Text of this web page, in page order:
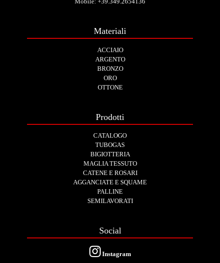
Materiali
ACCIAIO
ARGENTO
BRONZO
ORO
OTTONE
Prodotti
CATALOGO
TUBOGAS
BIGIOTTERIA
MAGLIA TESSUTO
CATENE E ROSARI
AGGANCIATE E SQUAME
PALLINE
SEMILAVORATI
Social
Instagram